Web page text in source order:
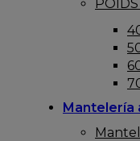
Mantelería